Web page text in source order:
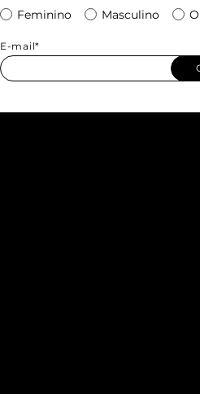
Feminino Masculino
E-mail*